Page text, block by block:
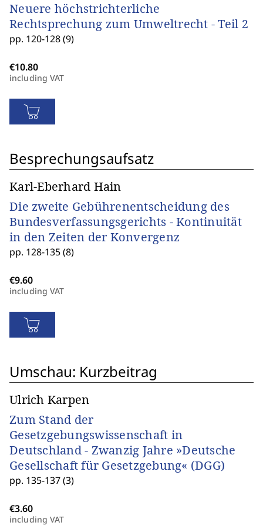
Neuere höchstrichterliche
Rechtsprechung zum Umweltrecht - Teil 2
pp. 120-128 (9)
including VAT
Besprechungsaufsatz
Karl-Eberhard Hain
Die zweite Gebührenentscheidung des
Bundesverfassungsgerichts - Kontinuität
in den Zeiten der Konvergenz
pp. 128-135 (8)
including VAT
Umschau: Kurzbeitrag
Ulrich Karpen
Zum Stand der
Gesetzgebungswissenschaft in
Deutschland - Zwanzig Jahre »Deutsche
Gesellschaft für Gesetzgebung« (DGG)
pp. 135-137 (3)
including VAT